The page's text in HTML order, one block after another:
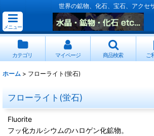
世界の鉱物、化石、宝石、アクセ
メニュー
カテゴリ マイページ 商品検索 ご
ホーム > フローライト(蛍石)
フローライト(蛍石)
Fluorite
フッ化カルシウムのハロゲン化鉱物。